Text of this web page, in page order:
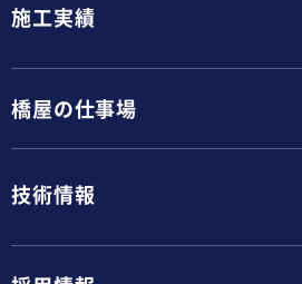
施工実績
橋屋の仕事場
技術情報